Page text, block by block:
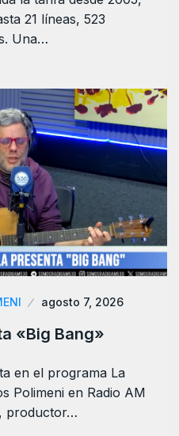
21 líneas, 523
Una…
agosto 7, 2026
«Big Bang»
en el programa La
Polimeni en Radio AM
productor…